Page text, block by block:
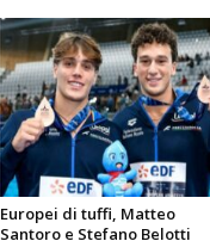
Europei di tuffi, Matteo
Santoro e Stefano Belotti